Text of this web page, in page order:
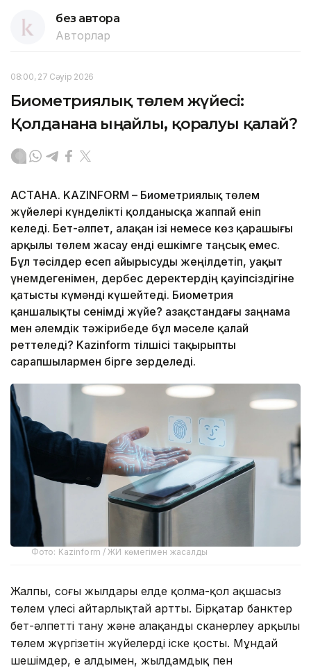
без автора
Авторлар
08:00, 27 Сәуір 2026
Биометриялық төлем жүйесі:
Қолданғанға ыңғайлы, қорғалуы қалай?
АСТАНА. KAZINFORM – Биометриялық төлем
жүйелері күнделікті қолданысқа жаппай еніп
келеді. Бет-әлпет, алақан ізі немесе көз қарашығы
арқылы төлем жасау енді ешкімге таңсық емес.
Бұл тәсілдер есеп айырысуды жеңілдетіп, уақыт
үнемдегенімен, дербес деректердің қауіпсіздігіне
қатысты күмәнді күшейтеді. Биометрия
қаншалықты сенімді жүйе? Қазақстандағы заңнама
мен әлемдік тәжірибеде бұл мәселе қалай
реттеледі? Kazinform тілшісі тақырыпты
сарапшылармен бірге зерделеді.
Фото: Kazinform / ЖИ көмегімен жасалды
Жалпы, соңғы жылдары елде қолма-қол ақшасыз
төлем үлесі айтарлықтай артты. Бірқатар банктер
бет-әлпетті тану және алақанды сканерлеу арқылы
төлем жүргізетін жүйелерді іске қосты. Мұндай
шешімдер, ең алдымен, жылдамдық пен